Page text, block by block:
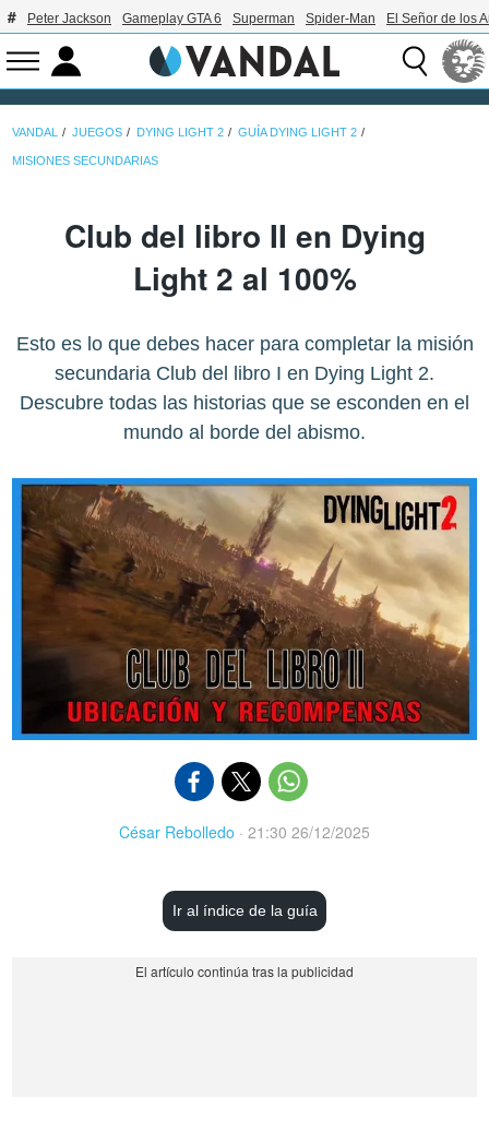
Peter Jackson Gameplay GTA 6 Superman Spider-Man El Señor de los
VANDAL JUEGOS DYING LIGHT 2 GUÍA DYING LIGHT 2
MISIONES SECUNDARIAS
Club del libro II en Dying
Light 2 al 100%
Esto es lo que debes hacer para completar la misión
secundaria Club del libro I en Dying Light 2.
Descubre todas las historias que se esconden en el
mundo al borde del abismo.
César Rebolledo · 21:30 26/12/2025
Ir al índice de la guía